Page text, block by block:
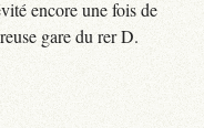
encore une fois de
gare du rer D.